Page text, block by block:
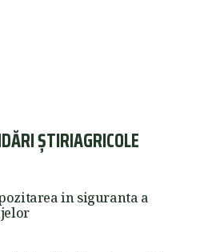
ȘTIRIAGRICOLE
in siguranta a